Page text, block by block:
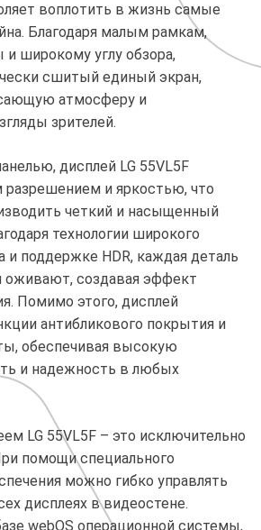
воплотить в жизнь самые
Благодаря малым рамкам,
широкому углу обзора,
сшитый единый экран,
атмосферу и
зрителей.
дисплей LG 55VL5F
и яркостью, что
четкий и насыщенный
технологии широкого
и поддержке HDR, каждая деталь
оживают, создавая эффект
Помимо этого, дисплей
антибликового покрытия и
обеспечивая высокую
и надежность в любых
LG 55VL5F – это исключительно
помощи специального
можно гибко управлять
дисплеях в видеостене.
webOS операционной системы,